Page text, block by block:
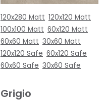
120x280 Matt 120x120 Matt
100x100 Matt 60x120 Matt
60x60 Matt 30x60 Matt
120x120 Safe 60x120 Safe
60x60 Safe 30x60 Safe
Grigio